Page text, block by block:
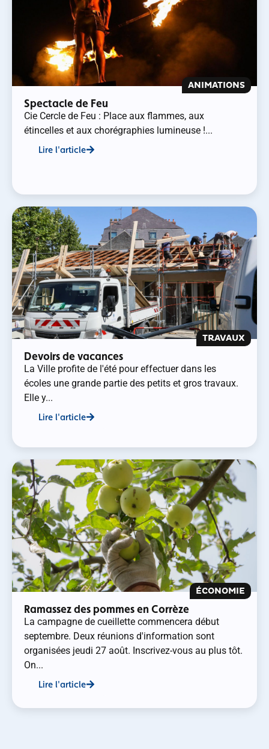
ANIMATIONS
Spectacle de Feu
Cie Cercle de Feu : Place aux flammes, aux
étincelles et aux chorégraphies lumineuse !...
Lire l'article
TRAVAUX
Devoirs de vacances
La Ville profite de l'été pour effectuer dans les
écoles une grande partie des petits et gros travaux.
Elle y...
Lire l'article
ÉCONOMIE
Ramassez des pommes en Corrèze
La campagne de cueillette commencera début
septembre. Deux réunions d'information sont
organisées jeudi 27 août. Inscrivez-vous au plus tôt.
On...
Lire l'article